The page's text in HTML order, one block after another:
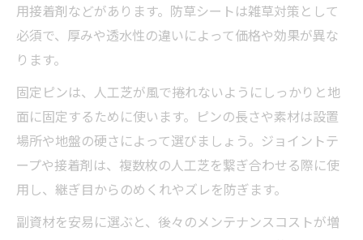
用接着剤などがあります。防草シートは雑草対策として
必須で、厚みや透水性の違いによって価格や効果が異な
ります。
固定ピンは、人工芝が風で捲れないようにしっかりと地
面に固定するために使います。ピンの長さや素材は設置
場所や地盤の硬さによって選びましょう。ジョイントテ
ープや接着剤は、複数枚の人工芝を繋ぎ合わせる際に使
用し、継ぎ目からのめくれやズレを防ぎます。
副資材を安易に選ぶと、後々のメンテナンスコストが増